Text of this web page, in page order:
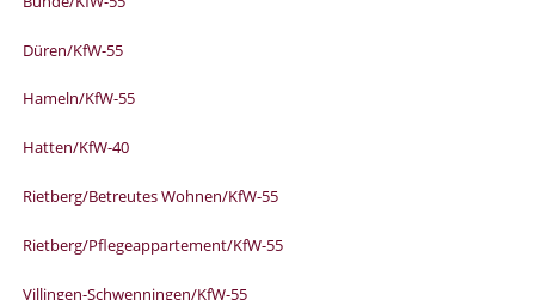
Düren/KfW-55
Hameln/KfW-55
Hatten/KfW-40
Rietberg/Betreutes Wohnen/KfW-55
Rietberg/Pflegeappartement/KfW-55
Villingen-Schwenningen/KfW-55